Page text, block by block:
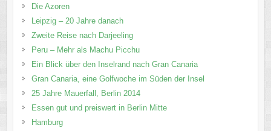
Die Azoren
Leipzig – 20 Jahre danach
Zweite Reise nach Darjeeling
Peru – Mehr als Machu Picchu
Ein Blick über den Inselrand nach Gran Canaria
Gran Canaria, eine Golfwoche im Süden der Insel
25 Jahre Mauerfall, Berlin 2014
Essen gut und preiswert in Berlin Mitte
Hamburg